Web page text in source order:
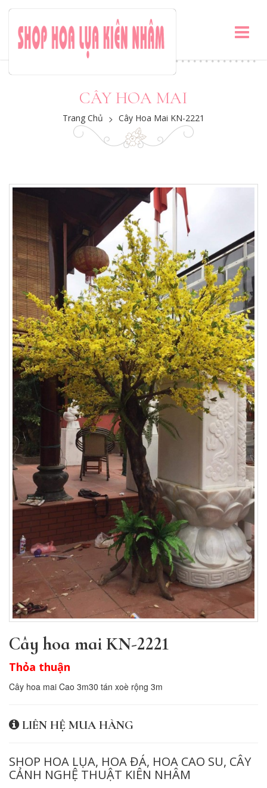
CÂY HOA MAI
Trang Chủ > Cây Hoa Mai KN-2221
Cây hoa mai KN-2221
Thỏa thuận
Cây hoa mai Cao 3m30 tán xoè rộng 3m
LIÊN HỆ MUA HÀNG
SHOP HOA LỤA, HOA ĐÁ, HOA CAO SU, CÂY
CẢNH NGHỆ THUẬT KIÊN NHÂM